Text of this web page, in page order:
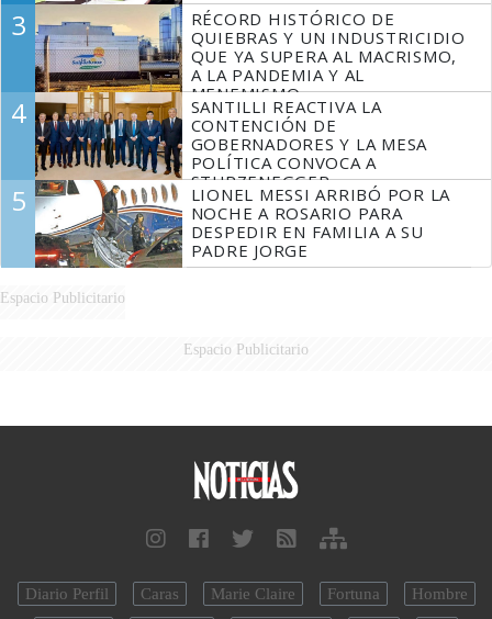
3
RÉCORD HISTÓRICO DE
QUIEBRAS Y UN INDUSTRICIDIO
QUE YA SUPERA AL MACRISMO,
A LA PANDEMIA Y AL
MENEMISMO
4
SANTILLI REACTIVA LA
CONTENCIÓN DE
GOBERNADORES Y LA MESA
POLÍTICA CONVOCA A
STURZENEGGER
5
LIONEL MESSI ARRIBÓ POR LA
NOCHE A ROSARIO PARA
DESPEDIR EN FAMILIA A SU
PADRE JORGE
Espacio Publicitario
Espacio Publicitario
Diario Perfil Caras Marie Claire Fortuna
Hombre